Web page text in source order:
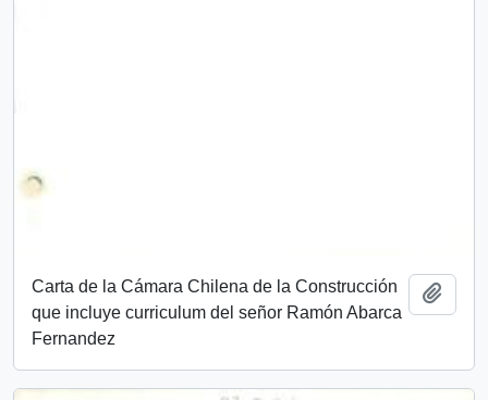
Carta de la Cámara Chilena de la Construcción
que incluye curriculum del señor Ramón Abarca
Fernandez